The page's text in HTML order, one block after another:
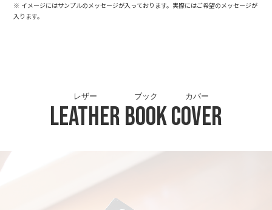
※ イメージにはサンプルのメッセージが入っております。実際にはご希望のメッセージが
入ります。
Leather
レザー
Book
ブック
Cover
カバー